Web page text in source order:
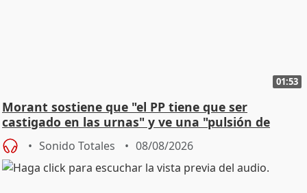
01:53
Morant sostiene que "el PP tiene que ser
castigado en las urnas" y ve una "pulsión de
cambio"
Sonido Totales 08/08/2026